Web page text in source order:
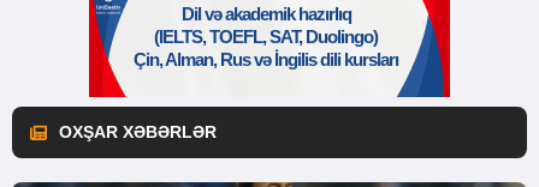
OXŞAR XƏBƏRLƏR